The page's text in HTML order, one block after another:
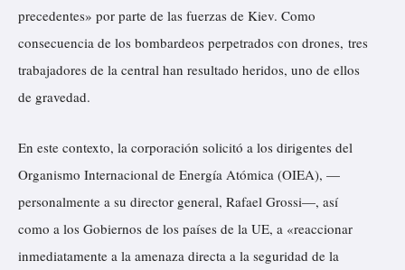
precedentes» por parte de las fuerzas de Kiev. Como
consecuencia de los bombardeos perpetrados con drones, tres
trabajadores de la central han resultado heridos, uno de ellos
de gravedad.
En este contexto, la corporación solicitó a los dirigentes del
Organismo Internacional de Energía Atómica (OIEA), —
personalmente a su director general, Rafael Grossi—, así
como a los Gobiernos de los países de la UE, a «reaccionar
inmediatamente a la amenaza directa a la seguridad de la